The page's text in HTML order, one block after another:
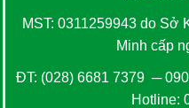
MST: 0311259943 do Sở
Minh cấp
ĐT: (028) 6681 7379 ─
Hotline: